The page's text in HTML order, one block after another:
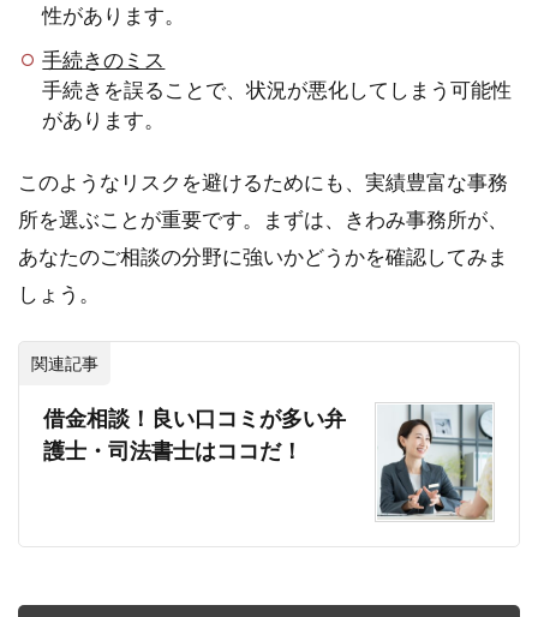
性があります。
手続きのミス
手続きを誤ることで、状況が悪化してしまう可能性
があります。
このようなリスクを避けるためにも、実績豊富な事務
所を選ぶことが重要です。まずは、きわみ事務所が、
あなたのご相談の分野に強いかどうかを確認してみま
しょう。
関連記事
借金相談！良い口コミが多い弁
護士・司法書士はココだ！